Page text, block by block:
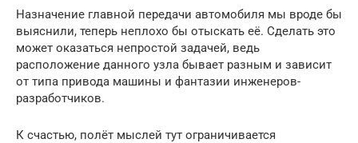
Назначение главной передачи автомобиля мы вроде бы
выяснили, теперь неплохо бы отыскать её. Сделать это
может оказаться непростой задачей, ведь
расположение данного узла бывает разным и зависит
от типа привода машины и фантазии инженеров-
разработчиков.
К счастью, полёт мыслей тут ограничивается